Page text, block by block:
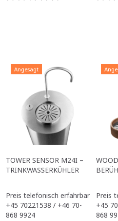
Angesagt
TOWER SENSOR M24I –
TRINKWASSERKÜHLER
Preis telefonisch erfahrbar
+45 70221538 / +46 70-
868 9924
Preis
+45
868